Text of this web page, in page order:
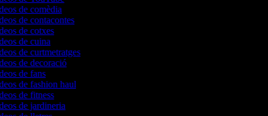
de comèdia
de contacontes
de cotxes
de cuina
de curtmetratges
de decoració
de fans
de fashion haul
de fitness
de jardineria